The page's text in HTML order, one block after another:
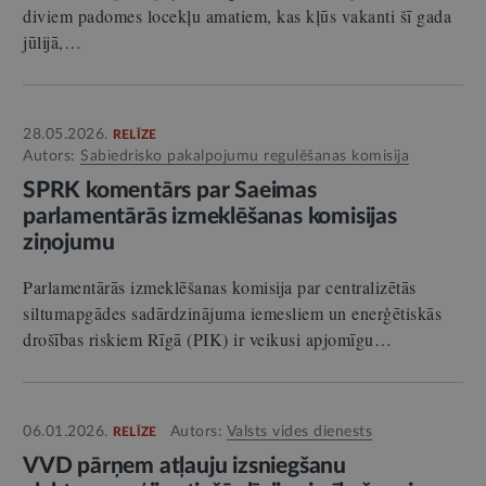
diviem padomes locekļu amatiem, kas kļūs vakanti šī gada
jūlijā,…
28.05.2026. RELĪZE
Autors: Sabiedrisko pakalpojumu regulēšanas komisija
SPRK komentārs par Saeimas
parlamentārās izmeklēšanas komisijas
ziņojumu
Parlamentārās izmeklēšanas komisija par centralizētās
siltumapgādes sadārdzinājuma iemesliem un enerģētiskās
drošības riskiem Rīgā (PIK) ir veikusi apjomīgu…
06.01.2026. RELĪZE Autors: Valsts vides dienests
VVD pārņem atļauju izsniegšanu